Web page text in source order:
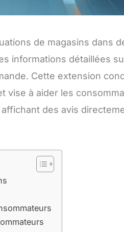
de magasins dans
informations détaillées
Cette extension
vise à aider les
des avis